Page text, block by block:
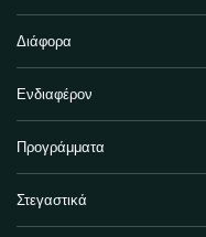
Διάφορα
Ενδιαφέρον
Προγράμματα
Στεγαστικά